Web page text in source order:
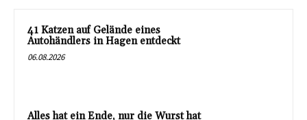
41 Katzen auf Gelände eines
Autohändlers in Hagen entdeckt
06.08.2026
Alles hat ein Ende, nur die Wurst hat